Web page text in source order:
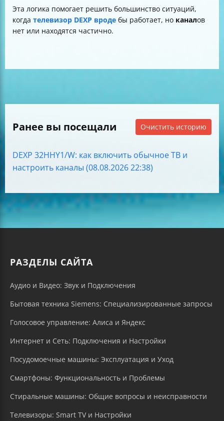
Эта логика помогает решить большинство ситуаций,
когда телевизор DEXP вроде бы работает, но каналов
нет или находятся частично.
Ранее вы посещали Очистить историю
DEXP 32HHY1/W: как включить обычное ТВ и
настроить каналы (08.08.2026 22:38)
РАЗДЕЛЫ САЙТА
Аудио и Видео: Звук и Подключения
Бытовая техника Siemens: Специализированные запросы
Голосовое управление: Алиса и Яндекс
Интернет и Сеть: Подключения и Настройки
Посудомоечные машины: Эксплуатация и Уход
Смартфоны: Функциональность и Проблемы
Стиральные машины: Общие вопросы и неисправности
Телевизоры: Smart TV и Настройки